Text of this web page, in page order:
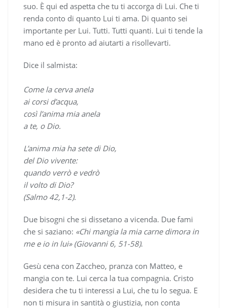
suo. È qui ed aspetta che tu ti accorga di Lui. Che ti
renda conto di quanto Lui ti ama. Di quanto sei
importante per Lui. Tutti. Tutti quanti. Lui ti tende la
mano ed è pronto ad aiutarti a risollevarti.
Dice il salmista:
Come la cerva anela
ai corsi d’acqua,
così l’anima mia anela
a te, o Dio.
L’anima mia ha sete di Dio,
del Dio vivente:
quando verrò e vedrò
il volto di Dio?
(Salmo 42,1-2).
Due bisogni che si dissetano a vicenda. Due fami
che si saziano: «Chi mangia la mia carne dimora in
me e io in lui» (Giovanni 6, 51-58).
Gesù cena con Zaccheo, pranza con Matteo, e
mangia con te. Lui cerca la tua compagnia. Cristo
desidera che tu ti interessi a Lui, che tu lo segua. E
non ti misura in santità o giustizia, non conta